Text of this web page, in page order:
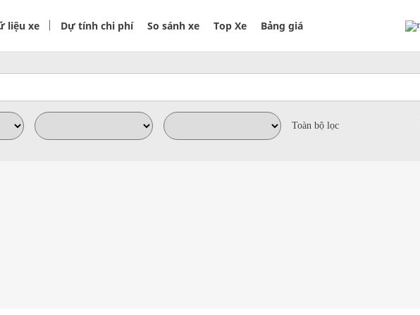
liệu xe Dự tính chi phí So sánh xe Top Xe Bảng giá
Toàn bộ lọc